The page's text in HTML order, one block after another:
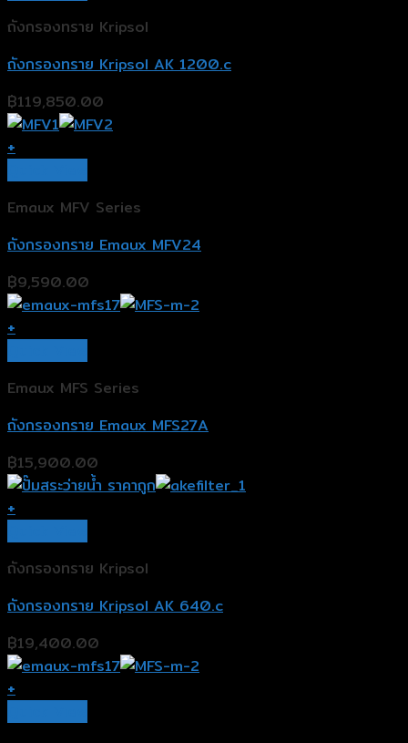
ถังกรองทราย Kripsol
ถังกรองทราย Kripsol AK 1200.c
฿119,850.00
+
Emaux MFV Series
ถังกรองทราย Emaux MFV24
฿9,590.00
+
Emaux MFS Series
ถังกรองทราย Emaux MFS27A
฿15,900.00
+
ถังกรองทราย Kripsol
ถังกรองทราย Kripsol AK 640.c
฿19,400.00
+